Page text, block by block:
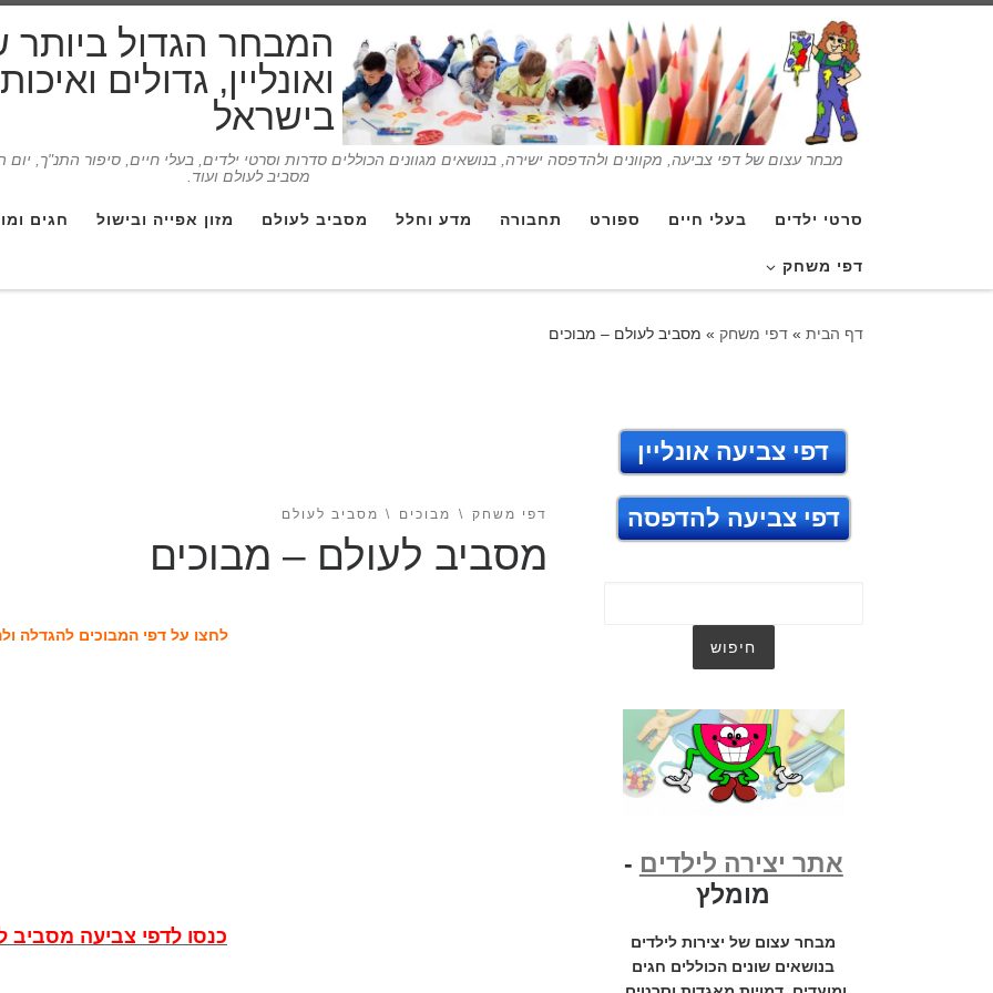
המבחר הגדול
ואונליין, גדולים
בישראל
מבחר עצום של דפי צביעה, מקוונים ולהדפסה ישירה, בנושאים מגוונים הכוללים סדרות וסרטי ילדים, בעלי חיים, סיפור התנ"ך,
מסביב לעולם ועוד.
סרטי ילדים בעלי חיים ספורט תחבורה מדע וחלל מסביב לעולם מזון אפייה ובישול חגים
דפי משחק
דף הבית » דפי משחק » מסביב לעולם – מבוכים
דפי משחק מבוכים מסביב לעולם
מסביב לעולם – מבוכים
לחצו על דפי המבוכים להגדלה
כנסו לדפי צביעה מסביב
דפי צביעה אונליין
דפי צביעה להדפסה
אתר יצירה לילדים -
מומלץ
מבחר עצום של יצירות לילדים
בנושאים שונים הכוללים חגים